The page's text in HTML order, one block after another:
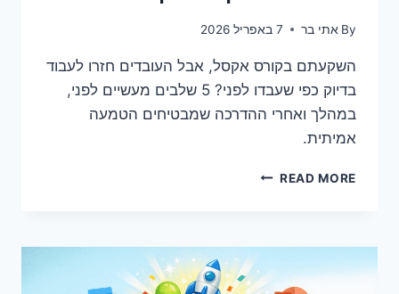
By אתי בר 7 באפריל 2026
השקעתם בקורס אקסל, אבל העובדים חזרו לעבוד
בדיוק כפי שעבדו לפני? 5 שלבים מעשיים לפני,
במהלך ואחרי ההדרכה שמבטיחים הטמעה
אמיתית.
READ MOREכיצד
מה
שלמדו
בקורס